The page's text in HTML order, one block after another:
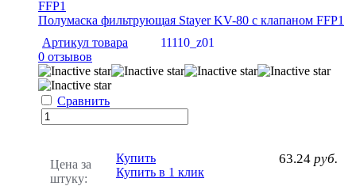
Полумаска фильтрующая Stayer KV-80 с клапаном FFP1
Артикул товара
11110_z01
0 отзывов
Сравнить
Цена за
штуку:
63.24 руб.
Купить
Купить в 1 клик